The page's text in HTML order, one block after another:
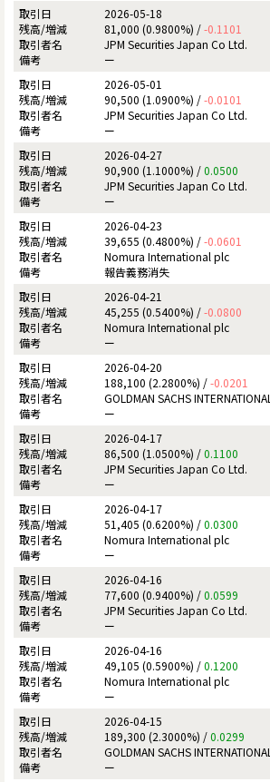
2026-05-18
81,000 (0.9800%) /-0.1101
JPM Securities Japan Co Ltd.
ー
2026-05-01
90,500 (1.0900%) /-0.0101
JPM Securities Japan Co Ltd.
ー
2026-04-27
90,900 (1.1000%) /0.0500
JPM Securities Japan Co Ltd.
ー
2026-04-23
39,655 (0.4800%) /-0.0601
Nomura International plc
報告義務消失
2026-04-21
45,255 (0.5400%) /-0.0800
Nomura International plc
ー
2026-04-20
188,100 (2.2800%) /-0.0201
GOLDMAN SACHS INTERNATIONAL
ー
2026-04-17
86,500 (1.0500%) /0.1100
JPM Securities Japan Co Ltd.
ー
2026-04-17
51,405 (0.6200%) /0.0300
Nomura International plc
ー
2026-04-16
77,600 (0.9400%) /0.0599
JPM Securities Japan Co Ltd.
ー
2026-04-16
49,105 (0.5900%) /0.1200
Nomura International plc
ー
2026-04-15
189,300 (2.3000%) /0.0299
GOLDMAN SACHS INTERNATIONAL
ー